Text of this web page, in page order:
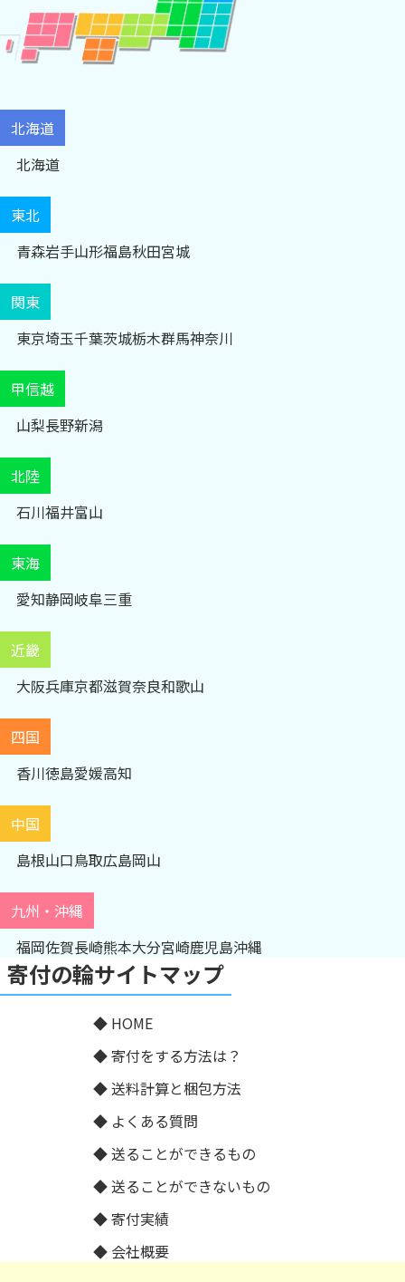
北海道
北海道
東北
青森岩手山形福島秋田宮城
関東
東京埼玉千葉茨城栃木群馬神奈川
甲信越
山梨長野新潟
北陸
石川福井富山
東海
愛知静岡岐阜三重
近畿
大阪兵庫京都滋賀奈良和歌山
四国
香川徳島愛媛高知
中国
島根山口鳥取広島岡山
九州・沖縄
福岡佐賀長崎熊本大分宮崎鹿児島沖縄
寄付の輪サイトマップ
HOME
寄付をする方法は？
送料計算と梱包方法
よくある質問
送ることができるもの
送ることができないもの
寄付実績
会社概要